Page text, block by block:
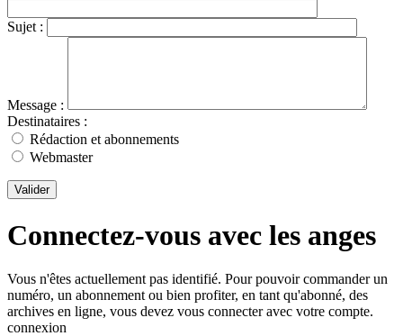
Sujet :
Message :
Destinataires :
Rédaction et abonnements
Webmaster
Valider
Connectez-vous avec les anges
Vous n'êtes actuellement pas identifié. Pour pouvoir commander un
numéro, un abonnement ou bien profiter, en tant qu'abonné, des
archives en ligne, vous devez vous connecter avec votre compte.
connexion